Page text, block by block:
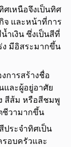
เหนือจึงเป็นทิศ
จ และหน้าที่การ
ำเงิน ซึ่งเป็นสีที่
มีอิสระมากขึ้น
การสร้างชื่อ
และผู้อยู่อาศัย
สีส้ม หรือสีชมพู
ชีวามากขึ้น
สีประจำทิศเป็น
รอบครัวและ